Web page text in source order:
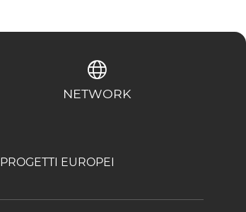
NETWORK
PROGETTI EUROPEI